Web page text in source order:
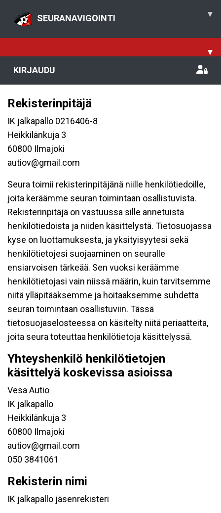
SEURANAVIGOINTI ▾
▾
KIRJAUDU
Rekisterinpitäjä
IK jalkapallo 0216406-8
Heikkilänkuja 3
60800 Ilmajoki
autiov@gmail.com
Seura toimii rekisterinpitäjänä niille henkilötiedoille,
joita keräämme seuran toimintaan osallistuvista.
Rekisterinpitäjä on vastuussa sille annetuista
henkilötiedoista ja niiden käsittelystä. Tietosuojassa
kyse on luottamuksesta, ja yksityisyytesi sekä
henkilötietojesi suojaaminen on seuralle
ensiarvoisen tärkeää. Sen vuoksi keräämme
henkilötietojasi vain niissä määrin, kuin tarvitsemme
niitä ylläpitääksemme ja hoitaaksemme suhdetta
seuran toimintaan osallistuviin. Tässä
tietosuojaselosteessa on käsitelty niitä periaatteita,
joita seura toteuttaa henkilötietoja käsittelyssä.
Yhteyshenkilö henkilötietojen
käsittelyä koskevissa asioissa
Vesa Autio
IK jalkapallo
Heikkilänkuja 3
60800 Ilmajoki
autiov@gmail.com
050 3841061
Rekisterin nimi
IK jalkapallo jäsenrekisteri